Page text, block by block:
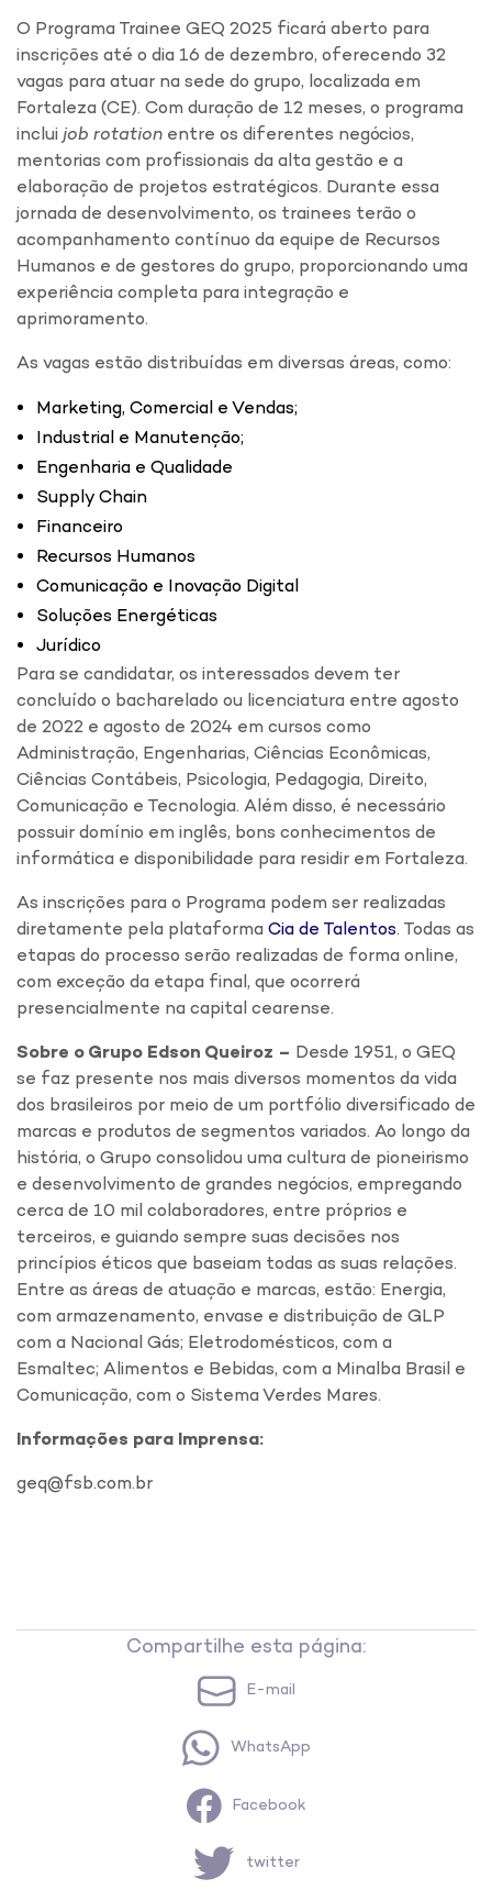
O Programa Trainee GEQ 2025 ficará aberto para
inscrições até o dia 16 de dezembro, oferecendo 32
vagas para atuar na sede do grupo, localizada em
Fortaleza (CE). Com duração de 12 meses, o programa
incluijob rotation entre os diferentes negócios,
mentorias com profissionais da alta gestão e a
elaboração de projetos estratégicos. Durante essa
jornada de desenvolvimento, os trainees terão o
acompanhamento contínuo da equipe de Recursos
Humanos e de gestores do grupo, proporcionando uma
experiência completa para integração e
aprimoramento.
As vagas estão distribuídas em diversas áreas, como:
Marketing, Comercial e Vendas;
Industrial e Manutenção;
Engenharia e Qualidade
Supply Chain
Financeiro
Recursos Humanos
Comunicação e Inovação Digital
Soluções Energéticas
Jurídico
Para se candidatar, os interessados devem ter
concluído o bacharelado ou licenciatura entre agosto
de 2022 e agosto de 2024 em cursos como
Administração, Engenharias, Ciências Econômicas,
Ciências Contábeis, Psicologia, Pedagogia, Direito,
Comunicação e Tecnologia. Além disso, é necessário
possuir domínio em inglês, bons conhecimentos de
informática e disponibilidade para residir em Fortaleza.
As inscrições para o Programa podem ser realizadas
diretamente pela plataforma Cia de Talentos. Todas as
etapas do processo serão realizadas de forma online,
com exceção da etapa final, que ocorrerá
presencialmente na capital cearense.
Sobre o Grupo Edson Queiroz – Desde 1951, o GEQ
se faz presente nos mais diversos momentos da vida
dos brasileiros por meio de um portfólio diversificado de
marcas e produtos de segmentos variados. Ao longo da
história, o Grupo consolidou uma cultura de pioneirismo
e desenvolvimento de grandes negócios, empregando
cerca de 10 mil colaboradores, entre próprios e
terceiros, e guiando sempre suas decisões nos
princípios éticos que baseiam todas as suas relações.
Entre as áreas de atuação e marcas, estão: Energia,
com armazenamento, envase e distribuição de GLP
com a Nacional Gás; Eletrodomésticos, com a
Esmaltec; Alimentos e Bebidas, com a Minalba Brasil e
Comunicação, com o Sistema Verdes Mares.
Informações para Imprensa:
geq@fsb.com.br
Compartilhe esta página:
E-mail
WhatsApp
Facebook
twitter